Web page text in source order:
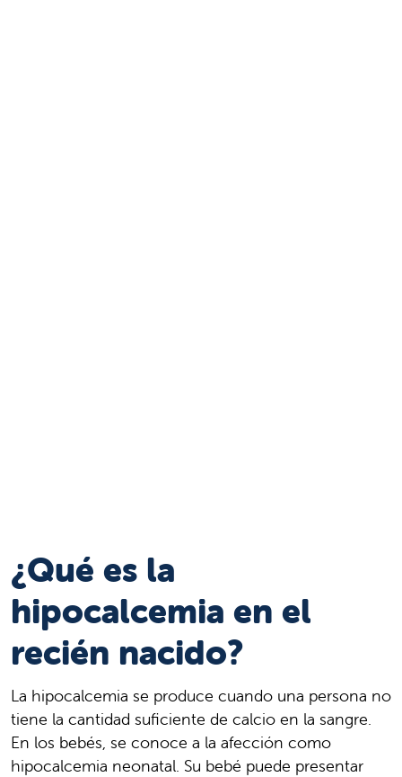
¿Qué es la
hipocalcemia en el
recién nacido?
La hipocalcemia se produce cuando una persona no
tiene la cantidad suficiente de calcio en la sangre.
En los bebés, se conoce a la afección como
hipocalcemia neonatal. Su bebé puede presentar